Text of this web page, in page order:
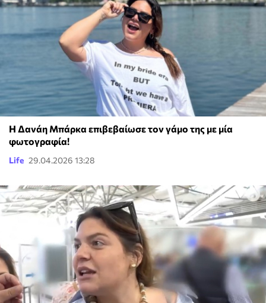
Η Δανάη Μπάρκα επιβεβαίωσε τον γάμο της με μία
φωτογραφία!
Life 29.04.2026 13:28